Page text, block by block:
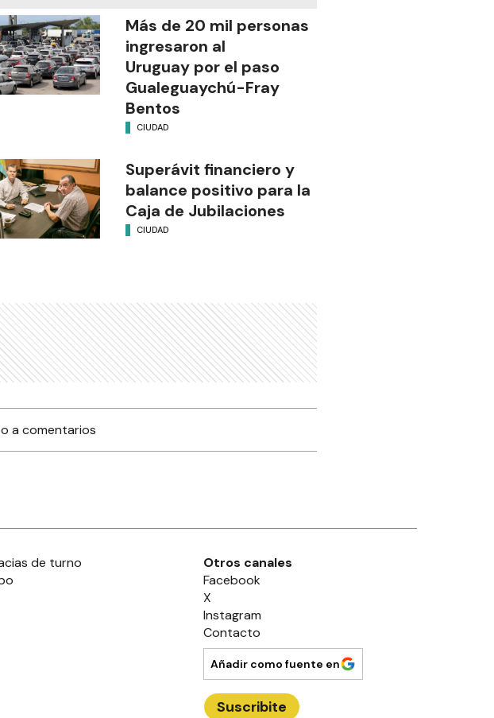
Más de 20 mil personas
ingresaron al
Uruguay por el paso
Gualeguaychú-Fray
Bentos
CIUDAD
Superávit financiero y
balance positivo para la
Caja de Jubilaciones
CIUDAD
a comentarios
de turno
Otros canales
Facebook
X
Instagram
Contacto
Añadir como fuente en
Suscribite